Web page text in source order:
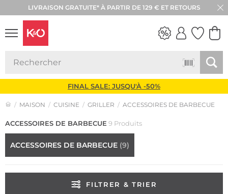
LIVRAISON GRATUITE* À PARTIR DE 129 € ET RETOURS
RETOUR SOUS 30 JOURS
FINAL SALE: JUSQU'À -50%
MAISON CUISINE GRILLER ACCESSOIRES DE BARBECUE
ACCESSOIRES DE BARBECUE 9 Produits
ACCESSOIRES DE BARBECUE (9)
FILTRER & TRIER